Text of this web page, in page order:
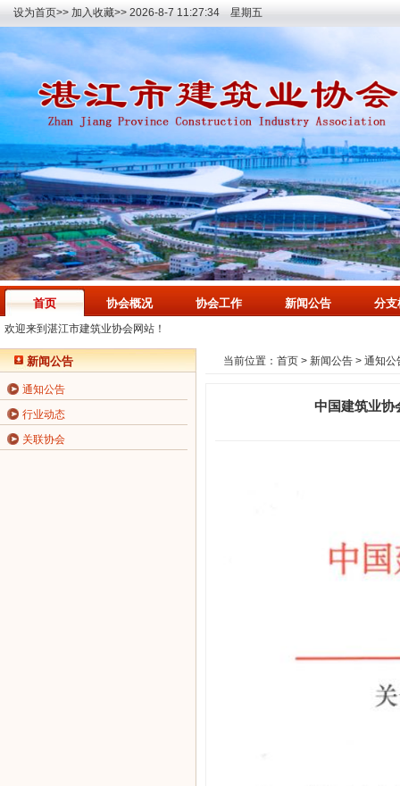
设为首页>> 加入收藏>> 2026-8-7 11:27:34 星期五
首页
欢迎来到湛江市建筑业协会网站！
协会概况 协会工作 新闻公告 分支
新闻公告
通知公告
行业动态
关联协会
当前位置： 首页 > 新闻公告 > 通知公
中国建筑业协